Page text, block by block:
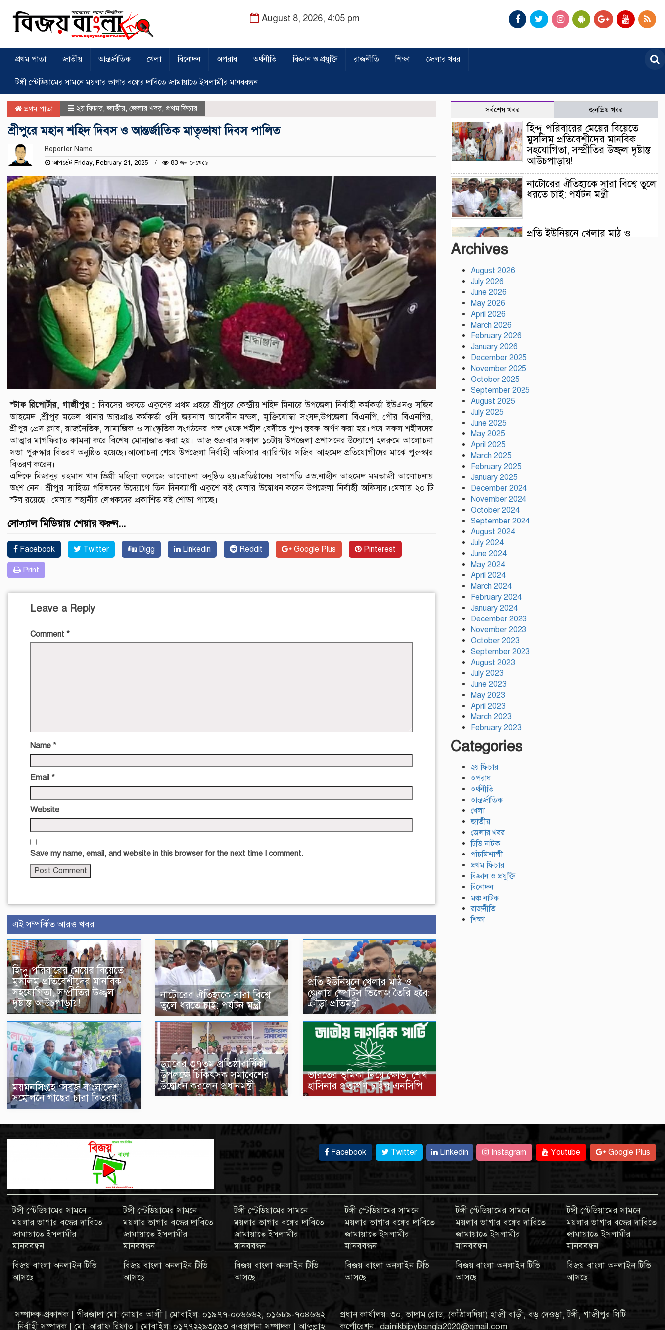
August 8, 2026, 4:05 pm
প্রথম পাতা জাতীয় আন্তর্জাতিক খেলা বিনোদন অপরাধ অর্থনীতি বিজ্ঞান ও প্রযুক্তি রাজনীতি শিক্ষা জেলার খবর
টঙ্গী স্টেডিয়ামের সামনে ময়লার ভাগার বন্ধের দাবিতে জামায়াতে ইসলামীর মানববন্ধন
প্রথম পাতা ২য় ফিচার ,জাতীয় জেলার খবর প্রথম ফিচার
শ্রীপুরে মহান শহিদ দিবস ও আন্তর্জাতিক মাতৃভাষা দিবস পালিত
Reporter Name
আপডেট Friday, February 21, 2025 83 জন দেখেছে
স্টাফ রিপোর্টার, গাজীপুর :: দিবসের শুরুতে একুশের প্রথম প্রহরে শ্রীপুরে কেন্দ্রীয় শহিদ মিনারে উপজেলা নির্বাহী কর্মকর্তা ইউএনও সজিব
আহমেদ ,শ্রীপুর মডেল থানার ভারপ্রাপ্ত কর্মকর্তা ওসি জয়নাল আবেদীন মন্ডল, মুক্তিযোদ্ধা সংসদ,উপজেলা বিএনপি, পৌর বিএনপির,
শ্রীপুর প্রেস ক্লাব, রাজনৈতিক, সামাজিক ও সাংস্কৃতিক সংগঠনের পক্ষ থেকে শহীদ বেদীতে পুষ্প স্তবক অর্পণ করা হয়।পরে সকল শহীদদের
আত্মার মাগফিরাত কামনা করে বিশেষ মোনাজাত করা হয়। আজ শুক্রবার সকাল ১০টায় উপজেলা প্রশাসনের উদ্যোগে হলরুমে আলোচনা
সভা পুরুস্কার বিতরণ অনুষ্ঠিত হয়েছে।আলোচনা শেষে উপজেলা নির্বাহী অফিসার ব্যারিস্টার সজিব আহমেদ প্রতিযোগীদের মাঝে পুরুস্কার
বিতরণ করেন।
এদিকে মিজানুর রহমান খান ডিগ্রী মহিলা কলেজে আলোচনা অনুষ্ঠিত হয়।প্রতিষ্ঠানের সভাপতি এড.নাহীন আহমেদ মমতাজী আলোচনায়
অংশ নেন। শ্রীপুুর সাহিত্য পরিষদের উদ্যোগে তিন দিনব্যাপী একুশে বই মেলার উদ্বোধন করেন উপজেলা নির্বাহী অফিসার।মেলায় ২০ টি
স্টল রয়েছে। মেলায় স্হানীয় লেখকদের প্রকাশিত বই শোভা পাচ্ছে।
সোস্যাল মিডিয়ায় শেয়ার করুন...
Facebook Twitter Digg Linkedin Reddit Google Plus Pinterest
Print
Leave a Reply
Comment *
Name *
Email *
Website
Save my name, email, and website in this browser for the next time I comment.
এই সম্পর্কিত আরও খবর
হিন্দু পরিবারের মেয়ের বিয়েতে
মুসলিম প্রতিবেশীদের মানবিক
সহযোগিতা, সম্প্রীতির উজ্জ্বল
দৃষ্টান্ত আউচপাড়ায়!
নাটোরের ঐতিহ্যকে সারা বিশ্বে
তুলে ধরতে চাই: পর্যটন মন্ত্রী
প্রতি ইউনিয়নে খেলার মাঠ ও
জেলায় স্পোর্টস ভিলেজ তৈরি হবে:
ক্রীড়া প্রতিমন্ত্রী
ময়মনসিংহে ‘সবুজ বাংলাদেশ’
সম্মেলনে গাছের চারা বিতরণ
ড্যাবের ৩৭তম প্রতিষ্ঠাবার্ষিকী
উপলক্ষে চিকিৎসক সমাবেশের
উদ্বোধন করলেন প্রধানমন্ত্রী
ভারতের ভূমিকা নিয়ে ক্ষোভ, শেখ
হাসিনার প্রত্যর্পণ চাইল এনসিপি
সর্বশেষ খবর জনপ্রিয় খবর
হিন্দু পরিবারের মেয়ের বিয়েতে
মুসলিম প্রতিবেশীদের মানবিক
সহযোগিতা, সম্প্রীতির উজ্জ্বল দৃষ্টান্ত
আউচপাড়ায়!
নাটোরের ঐতিহ্যকে সারা বিশ্বে তুলে
ধরতে চাই: পর্যটন মন্ত্রী
প্রতি ইউনিয়নে খেলার মাঠ ও
ড্যাবের ৩৭তম প্রতিষ্ঠাবার্ষিকী
উপলক্ষে চিকিৎসক সমাবেশের
Archives
August 2026
July 2026
June 2026
May 2026
April 2026
March 2026
February 2026
January 2026
December 2025
November 2025
October 2025
September 2025
August 2025
July 2025
June 2025
May 2025
April 2025
March 2025
February 2025
January 2025
December 2024
November 2024
October 2024
September 2024
August 2024
July 2024
June 2024
May 2024
April 2024
March 2024
February 2024
January 2024
December 2023
November 2023
October 2023
September 2023
August 2023
July 2023
June 2023
May 2023
April 2023
March 2023
February 2023
Categories
২য় ফিচার
অপরাধ
অর্থনীতি
আন্তর্জাতিক
খেলা
জাতীয়
জেলার খবর
টিভি নাটক
পাঁচমিশালী
প্রথম ফিচার
বিজ্ঞান ও প্রযুক্তি
বিনোদন
মঞ্চ নাটক
রাজনীতি
শিক্ষা
Facebook Twitter Linkedin Instagram Youtube Google Plus
টঙ্গী স্টেডিয়ামের সামনে
ময়লার ভাগার বন্ধের দাবিতে
জামায়াতে ইসলামীর
মানববন্ধন
বিজয় বাংলা অনলাইন টিভি
আসছে
টঙ্গী স্টেডিয়ামের সামনে
ময়লার ভাগার বন্ধের দাবিতে
জামায়াতে ইসলামীর
মানববন্ধন
বিজয় বাংলা অনলাইন টিভি
আসছে
টঙ্গী স্টেডিয়ামের সামনে
ময়লার ভাগার বন্ধের দাবিতে
জামায়াতে ইসলামীর
মানববন্ধন
বিজয় বাংলা অনলাইন টিভি
আসছে
টঙ্গী স্টেডিয়ামের সামনে
ময়লার ভাগার বন্ধের দাবিতে
জামায়াতে ইসলামীর
মানববন্ধন
বিজয় বাংলা অনলাইন টিভি
আসছে
টঙ্গী স্টেডিয়ামের সামনে
ময়লার ভাগার বন্ধের দাবিতে
জামায়াতে ইসলামীর
মানববন্ধন
বিজয় বাংলা অনলাইন টিভি
আসছে
টঙ্গী স্টেডিয়ামের সামনে
ময়লার ভাগার বন্ধের দাবিতে
জামায়াতে ইসলামীর
মানববন্ধন
বিজয় বাংলা অনলাইন টিভি
আসছে
সম্পাদক-প্রকাশক | পীরজাদা মো: নোয়াব আলী | মোবাইল: ০১৯৭৭-০০৬৬৬২, ০১৬৮৯-৭০৪৬৬২
নির্বাহী সম্পাদক | মো: আরাফ রিফাত | মোবাইল: ০১৭৭২২৯৩৫৯৩ ব্যবস্থাপনা সম্পাদক | আব্দুল্লাহ
প্রধান কার্যালয়: ৩০, ভাদাম রোড, (কাঁঠালদিয়া) হাজী বাড়ী, বড় দেওড়া, টঙ্গী, গাজীপুর সিটি
কর্পোরেশন। dainikbijoybangla2020@gmail.com